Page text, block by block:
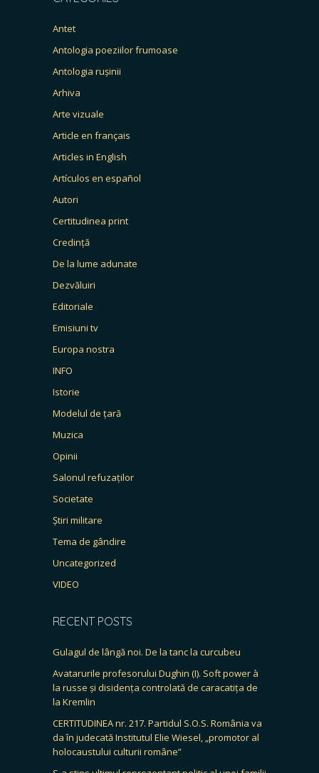
Antet
Antologia poeziilor frumoase
Antologia rușinii
Arhiva
Arte vizuale
Article en français
Articles in English
Artículos en español
Autori
Certitudinea print
Credință
De la lume adunate
Dezvăluiri
Editoriale
Emisiuni tv
Europa nostra
INFO
Istorie
Modelul de țară
Muzica
Opinii
Salonul refuzaților
Societate
Știri militare
Tema de gândire
Uncategorized
VIDEO
RECENT POSTS
Gulagul de lângă noi. De la tanc la curcubeu
Avatarurile profesorului Dughin (I). Soft power à
la russe și disidența controlată de caracatița de
la Kremlin
CERTITUDINEA nr. 217. Partidul S.O.S. România va
da în judecată Institutul Elie Wiesel, „promotor al
holocaustului culturii române”